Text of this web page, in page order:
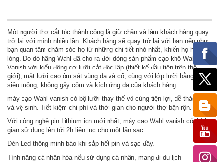
Một người thợ cắt tóc thành công là giữ chân và làm khách hàng quay
trở lại với mình nhiều lần. Khách hàng sẽ quay trở lại với bạn nếu như
bạn quan tâm chăm sóc họ từ những chi tiết nhỏ nhất, khiến họ hài
lòng. Do dó hãng Wahl đã cho ra đời dòng sản phẩm cạo khô Wahl
Vanish với kiểu động cơ lưỡi cắt độc lập (thiết kế đầu tiên trên thế
giới), mặt lưỡi cạo ôm sát vùng da và cổ, cùng với lớp lưỡi bằng vàng
siêu mỏng, không gây cộm và kích ứng da của khách hàng.
máy cạo Wahl vanish có bộ lưỡi thay thế vô cùng tiện lợi, dễ tháo lắp
và vệ sinh. Tiết kiệm chi phí và thời gian cho người thợ bận rộn.
Với công nghệ pin Lithium ion mới nhất, máy cạo Wahl vanish có thời
gian sử dụng lên tới 2h liên tục cho một lần sạc.
Đèn Led thông minh báo khi sắp hết pin và sạc đầy.
Tính năng cá nhân hóa nếu sử dụng cá nhân, mang đi du lịch